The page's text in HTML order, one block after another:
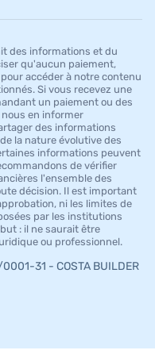
des informations et du
qu'aucun paiement,
accéder à notre contenu
Si vous recevez une
un paiement ou des
en informer
des informations
la nature évolutive des
informations peuvent
de vérifier
l'ensemble des
décision. Il est important
ni les limites de
par les institutions
: il ne saurait être
ou professionnel.
31 - COSTA BUILDER